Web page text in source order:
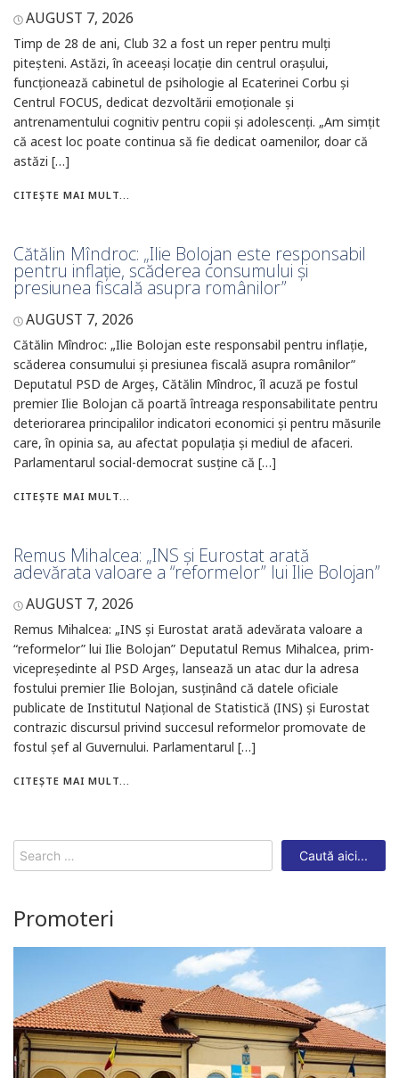
AUGUST 7, 2026
Timp de 28 de ani, Club 32 a fost un reper pentru mulți
piteșteni. Astăzi, în aceeași locație din centrul orașului,
funcționează cabinetul de psihologie al Ecaterinei Corbu și
Centrul FOCUS, dedicat dezvoltării emoționale și
antrenamentului cognitiv pentru copii și adolescenți. „Am simțit
că acest loc poate continua să fie dedicat oamenilor, doar că
astăzi […]
CITEȘTE MAI MULT...
Cătălin Mîndroc: „Ilie Bolojan este responsabil
pentru inflație, scăderea consumului și
presiunea fiscală asupra românilor”
AUGUST 7, 2026
Cătălin Mîndroc: „Ilie Bolojan este responsabil pentru inflație,
scăderea consumului și presiunea fiscală asupra românilor”
Deputatul PSD de Argeș, Cătălin Mîndroc, îl acuză pe fostul
premier Ilie Bolojan că poartă întreaga responsabilitate pentru
deteriorarea principalilor indicatori economici și pentru măsurile
care, în opinia sa, au afectat populația și mediul de afaceri.
Parlamentarul social-democrat susține că […]
CITEȘTE MAI MULT...
Remus Mihalcea: „INS și Eurostat arată
adevărata valoare a “reformelor” lui Ilie Bolojan”
AUGUST 7, 2026
Remus Mihalcea: „INS și Eurostat arată adevărata valoare a
“reformelor” lui Ilie Bolojan” Deputatul Remus Mihalcea, prim-
vicepreședinte al PSD Argeș, lansează un atac dur la adresa
fostului premier Ilie Bolojan, susținând că datele oficiale
publicate de Institutul Național de Statistică (INS) și Eurostat
contrazic discursul privind succesul reformelor promovate de
fostul șef al Guvernului. Parlamentarul […]
CITEȘTE MAI MULT...
Search
for:
Promoteri